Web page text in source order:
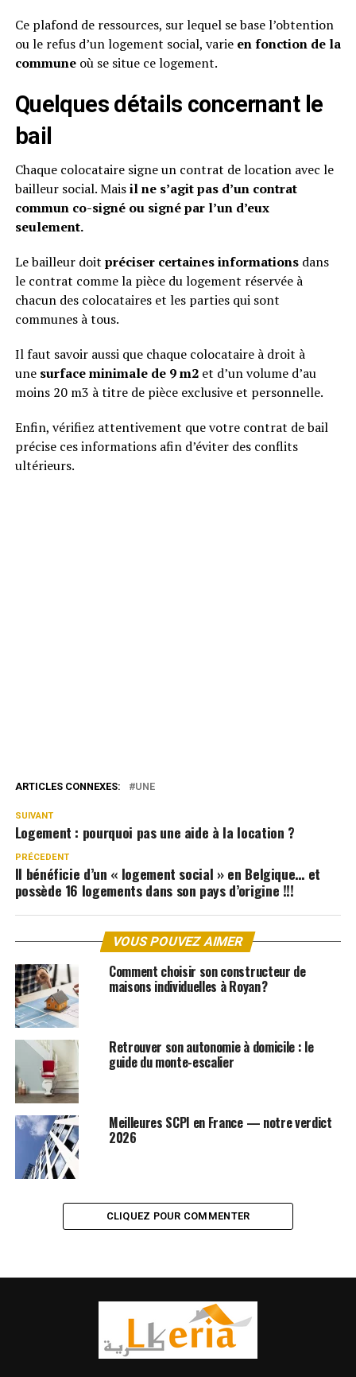
Ce plafond de ressources, sur lequel se base l’obtention
ou le refus d’un logement social, varie en fonction de la
communeoù se situe ce logement.
Quelques détails concernant le
bail
Chaque colocataire signe un contrat de location avec le
bailleur social. Maisil ne s’agit pas d’un contrat
commun co-signé ou signé par l’un d’eux
seulement.
Le bailleur doit préciser certaines informationsdans
le contrat comme la pièce du logement réservée à
chacun des colocataires et les parties qui sont
communes à tous.
Il faut savoir aussi que chaque colocataire à droit à
unesurface minimale de 9 m2 et d’un volume d’au
moins 20 m3 à titre de pièce exclusive et personnelle.
Enfin, vérifiez attentivement que votre contrat de bail
précise ces informations afin d’éviter des conflits
ultérieurs.
ARTICLES CONNEXES: UNE
SUIVANT
Logement : pourquoi pas une aide à la location ?
PRÉCEDENT
Il bénéficie d’un « logement social » en Belgique… et
possède 16 logements dans son pays d’origine !!!
VOUS POUVEZ AIMER
Comment choisir son constructeur de
maisons individuelles à Royan ?
Retrouver son autonomie à domicile : le
guide du monte-escalier
Meilleures SCPI en France — notre verdict
2026
CLIQUEZ POUR COMMENTER